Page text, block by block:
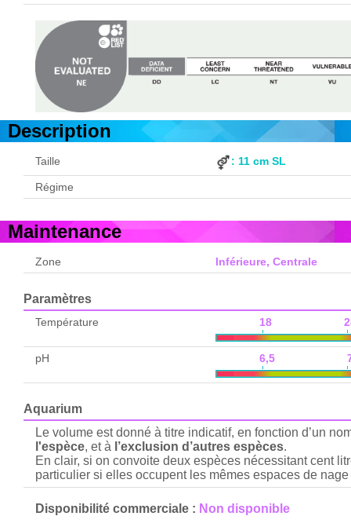
Description
Taille : 11 cm SL
Régime
Maintenance
Zone Inférieure, Centrale
Paramètres
Température 18
pH 6,5
Aquarium
Le volume est donné à titre indicatif, en fonction d’un
l'espèce, et à l’exclusion d’autres espèces.
En clair, si on convoite deux espèces nécessitant cent
particulier si elles occupent les mêmes espaces de nage
Disponibilité commerciale : Non disponible